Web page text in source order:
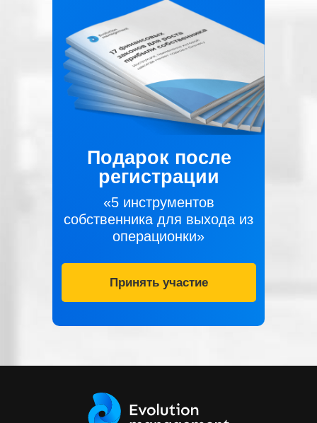
«5 инструментов
собственника для выхода из
операционки»
Подарок после
регистрации
Принять участие